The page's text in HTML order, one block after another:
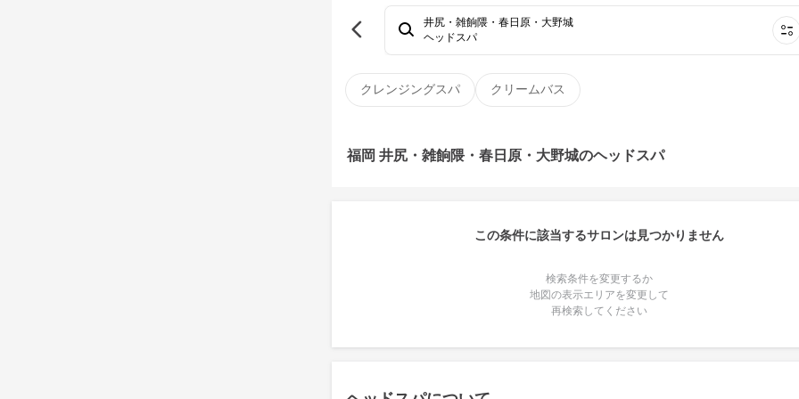
クレンジングスパ クリームバス
井尻・雑餉隈・春日原・大野城
ヘッドスパ
福岡 井尻・雑餉隈・春日原・大野城のヘッドスパ
この条件に該当するサロンは見つかりません
検索条件を変更するか
地図の表示エリアを変更して
再検索してください